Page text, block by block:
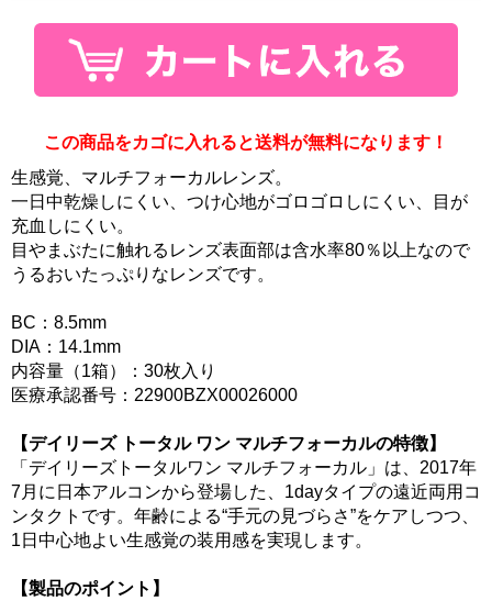
この商品をカゴに入れると送料が無料になります！
生感覚、マルチフォーカルレンズ。
一日中乾燥しにくい、つけ心地がゴロゴロしにくい、目が
充血しにくい。
目やまぶたに触れるレンズ表面部は含水率80％以上なので
うるおいたっぷりなレンズです。
BC：8.5mm
DIA：14.1mm
内容量（1箱）：30枚入り
医療承認番号：22900BZX00026000
【デイリーズ トータル ワン マルチフォーカルの特徴】
「デイリーズトータルワン マルチフォーカル」は、2017年
7月に日本アルコンから登場した、1dayタイプの遠近両用コ
ンタクトです。年齢による“手元の見づらさ”をケアしつつ、
1日中心地よい生感覚の装用感を実現します。
【製品のポイント】